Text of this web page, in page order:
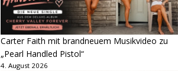
Carter Faith mit brandneuem Musikvideo zu
„Pearl Handled Pistol“
4. August 2026